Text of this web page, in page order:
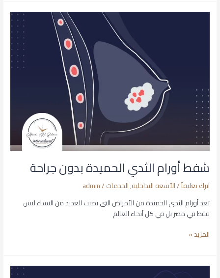
شفط أورام الثدي الحميدة بدون جراحة
اترك تعليقاً/الأشعة التداخلية,الخدمات/
admin
تعد أورام الثدي الحميدة من الأمراض التي تصيب العديد من النساء ليس
فقط في مصر بل في كل أنحاء العالم
المزيد »